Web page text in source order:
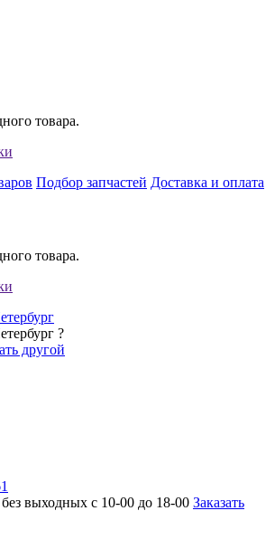
товара.
Подбор запчастей Доставка и оплата
товара.
?
другой
выходных с 10-00 до 18-00 Заказать